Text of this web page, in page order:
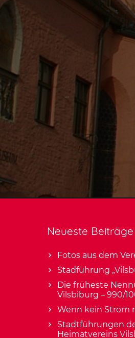
Neueste Beiträge
Fotos aus dem
Stadführung
Die früheste
Vilsbiburg – 990/
Wenn kein Strom
Stadtführungen
Heimatvereins